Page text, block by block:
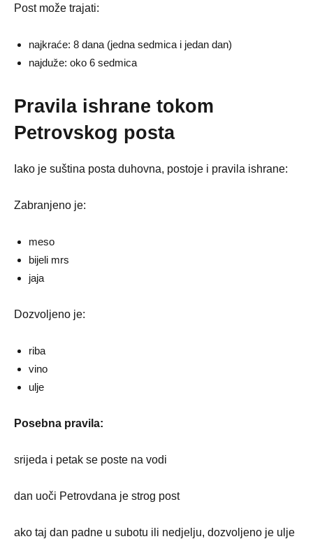
Post može trajati:
najkraće: 8 dana (jedna sedmica i jedan dan)
najduže: oko 6 sedmica
Pravila ishrane tokom
Petrovskog posta
Iako je suština posta duhovna, postoje i pravila ishrane:
Zabranjeno je:
meso
bijeli mrs
jaja
Dozvoljeno je:
riba
vino
ulje
Posebna pravila:
srijeda i petak se poste na vodi
dan uoči Petrovdana je strog post
ako taj dan padne u subotu ili nedjelju, dozvoljeno je ulje